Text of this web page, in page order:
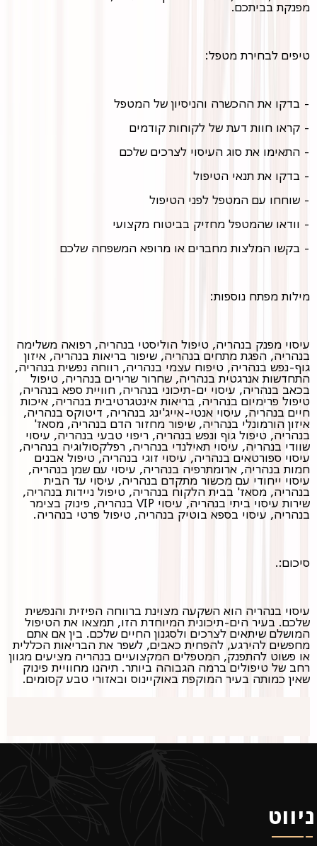
מפנקת בביתכם.
טיפים לבחירת מטפל:
- בדקו את ההכשרה והניסיון של המטפל
- קראו חוות דעת של לקוחות קודמים
- התאימו את סוג העיסוי לצרכים שלכם
- בדקו את תנאי הטיפול
- שוחחו עם המטפל לפני הטיפול
- וודאו שהמטפל מחזיק בביטוח מקצועי
- בקשו המלצות מחברים או מרופא המשפחה שלכם
מילות מפתח נוספות:
עיסוי מפנק בנהריה, טיפול הוליסטי בנהריה, רפואה משלימה
בנהריה, הפגת מתחים בנהריה, שיפור בריאות בנהריה, איזון
גוף-נפש בנהריה, טיפוח עצמי בנהריה, רווחה נפשית בנהריה,
התחדשות אנרגטית בנהריה, שחרור שרירים בנהריה, טיפול
בכאב בנהריה, עיסוי ים-תיכוני בנהריה, חוויית ספא בנהריה,
טיפול פרימיום בנהריה, בריאות אינטגרטיבית בנהריה, איכות
חיים בנהריה, עיסוי אנטי-אייג'ינג בנהריה, דיטוקס בנהריה,
איזון הורמונלי בנהריה, שיפור מחזור הדם בנהריה, מסאז'
בנהריה, טיפול גוף ונפש בנהריה, ריפוי טבעי בנהריה, עיסוי
שוודי בנהריה, עיסוי תאילנדי בנהריה, רפלקסולוגיה בנהריה,
עיסוי ספורטאים בנהריה, עיסוי זוגי בנהריה, טיפול אבנים
חמות בנהריה, ארומתרפיה בנהריה, עיסוי עם שמן בנהריה,
עיסוי ייחודי עם מכשור מתקדם בנהריה, עיסוי עד הבית
בנהריה, מסאז' בבית הלקוח בנהריה, טיפול ניידות בנהריה,
שירות עיסוי ביתי בנהריה, עיסוי VIP בנהריה, פינוק בצימר
בנהריה, עיסוי בספא בוטיק בנהריה, טיפול פרטי בנהריה.
סיכום:.
עיסוי בנהריה הוא השקעה מצוינת ברווחה הפיזית והנפשית
שלכם. בעיר הים-תיכונית המיוחדת הזו, תמצאו את הטיפול
המושלם שיתאים לצרכים ולסגנון החיים שלכם. בין אם אתם
מחפשים להירגע, להפחית כאבים, לשפר את הבריאות הכללית
או פשוט להתפנק, המטפלים המקצועיים בנהריה מציעים מגוון
רחב של טיפולים ברמה הגבוהה ביותר. תיהנו מחוויית פינוק
שאין כמותה בעיר המוקפת באוקיינוס ובאזורי טבע קסומים.
ניווט